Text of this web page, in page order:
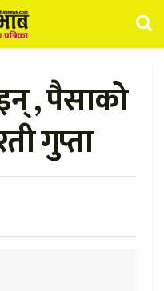
, पैसाको
गुप्ता